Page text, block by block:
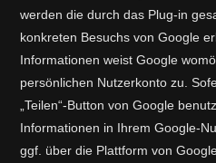
werden die durch das Plug-in
konkreten Besuchs von Google
Informationen weist Google
persönlichen Nutzerkonto zu.
„Teilen“-Button von Google
Informationen in Ihrem Google-
ggf. über die Plattform von